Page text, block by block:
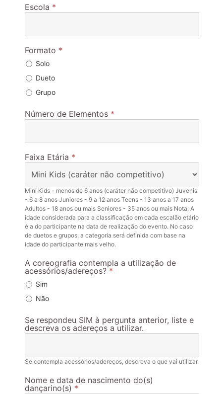
Escola *
Formato *
Solo
Dueto
Grupo
Número de Elementos *
Faixa Etária *
Mini Kids - menos de 6 anos (caráter não competitivo) Juvenis
- 6 a 8 anos Juniores - 9 a 12 anos Teens - 13 anos a 17 anos
Adultos - 18 anos ou mais Seniores - 35 anos ou mais Nota: A
idade considerada para a classificação em cada escalão etário
é a do participante na data de realização do evento. No caso
de duetos e grupos, a categoria será definida com base na
idade do participante mais velho.
A coreografia contempla a utilização de
acessórios/adereços?*
Sim
Não
Se respondeu SIM à pergunta anterior, liste e
descreva os adereços a utilizar.
Se contempla acessórios/adereços, descreva o que vai utilizar.
Nome e data de nascimento do(s)
dançarino(s) *